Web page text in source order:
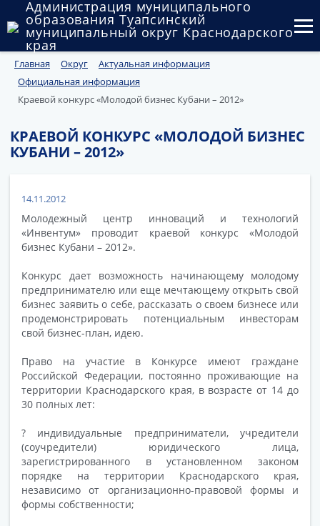
Администрация муниципального
образования Туапсинский
муниципальный округ Краснодарского
края
Округ
Администрация
Муниципальные закупки
Государственный и муниципальный контроль
Муниципальное имущество
Публичные слушания и общественные обсуждения
Документы
Главная Округ
Актуальная информация
Официальная информация
Краевой конкурс «Молодой бизнес Кубани – 2012»
КРАЕВОЙ КОНКУРС «МОЛОДОЙ БИЗНЕС
КУБАНИ – 2012»
14.11.2012
Молодежный центр инноваций и технологий
«Инвентум» проводит краевой конкурс «Молодой
бизнес Кубани – 2012».
Конкурс дает возможность начинающему молодому
предпринимателю или еще мечтающему открыть свой
бизнес заявить о себе, рассказать о своем бизнесе или
продемонстрировать потенциальным инвесторам
свой бизнес-план, идею.
Право на участие в Конкурсе имеют граждане
Российской Федерации, постоянно проживающие на
территории Краснодарского края, в возрасте от 14 до
30 полных лет:
? индивидуальные предприниматели, учредители
(соучредители) юридического лица,
зарегистрированного в установленном законом
порядке на территории Краснодарского края,
независимо от организационно-правовой формы и
формы собственности;